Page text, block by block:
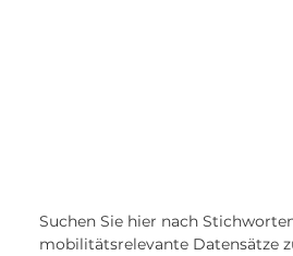
Suchen Sie hier nach
mobilitätsrelevante Datensätze